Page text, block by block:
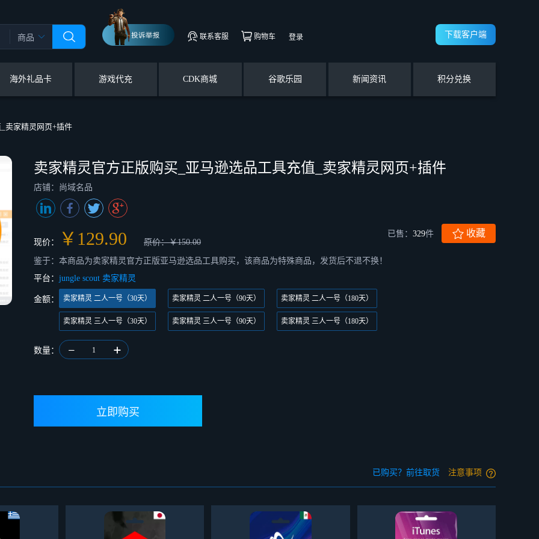
商品 联系客服 购物车 登录 下载客户端
海外礼品卡 游戏代充 CDK商城 谷歌乐园 新闻资讯 积分兑换
卖家精灵网页+插件
卖家精灵官方正版购买_亚马逊选品工具充值_卖家精灵网页+插件
店铺：尚域名品
现价： ￥129.90 原价：￥150.00
已售： 329件 收藏
鉴于：本商品为卖家精灵官方正版亚马逊选品工具购买，该商品为特殊商品，发货后不退不换！
平台： jungle scout 卖家精灵
金额： 卖家精灵 二人一号（30天） 卖家精灵 二人一号（90天） 卖家精灵 二人一号（180天）
卖家精灵 三人一号（30天） 卖家精灵 三人一号（90天） 卖家精灵 三人一号（180天）
数量： 1
已购买？前往取货 注意事项